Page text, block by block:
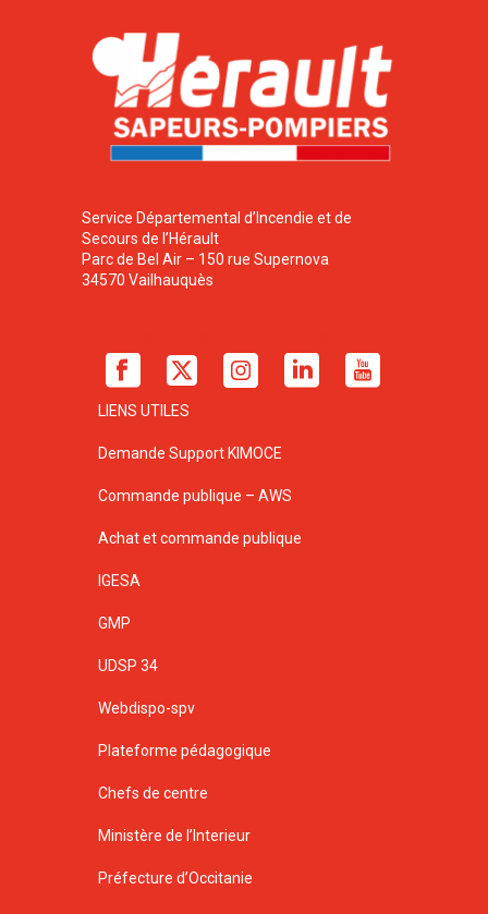
Service Départemental d’Incendie et de
Secours de l’Hérault
Parc de Bel Air – 150 rue Supernova
34570 Vailhauquès
LIENS UTILES
Demande Support KIMOCE
Commande publique – AWS
Achat et commande publique
IGESA
GMP
UDSP 34
Webdispo-spv
Plateforme pédagogique
Chefs de centre
Ministère de l’Interieur
Préfecture d’Occitanie